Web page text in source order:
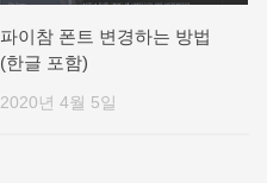
파이참 폰트 변경하는 방법
(한글 포함)
2020년 4월 5일